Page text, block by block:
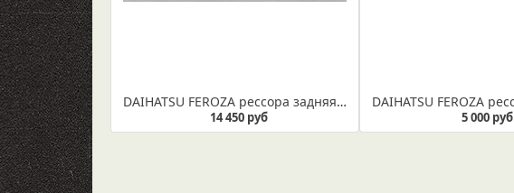
DAIHATSU FEROZA рессора задняя 2-х листовая из полосы 60*12/6
14 450 руб 5 000 руб